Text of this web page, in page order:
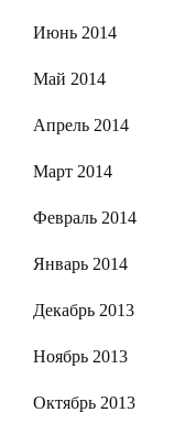
Июнь 2014
Май 2014
Апрель 2014
Март 2014
Февраль 2014
Январь 2014
Декабрь 2013
Ноябрь 2013
Октябрь 2013